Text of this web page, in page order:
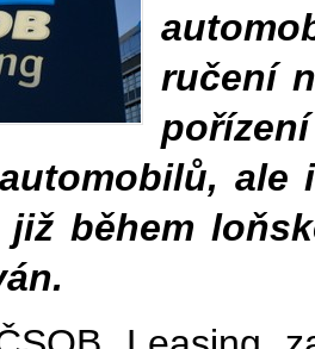
ručení
ale
během